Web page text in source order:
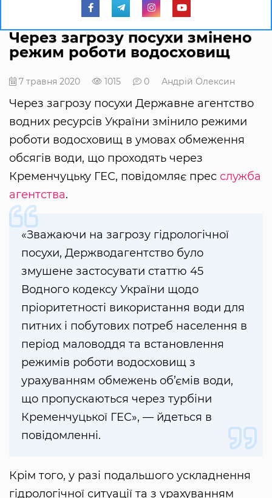
Через загрозу посухи змінено
режим роботи водосховищ
7 травня 2020 1015 0 Андрій Олексин
Через загрозу посухи Державне агентство
водних ресурсів України змінило режими
роботи водосховищ в умовах обмеження
обсягів води, що проходять через
Кременчуцьку ГЕС, повідомляє прес служба
агентства.
«Зважаючи на загрозу гідрологічної
посухи, Держводагентство було
змушене застосувати статтю 45
Водного кодексу України щодо
пріоритетності використання води для
питних і побутових потреб населення в
період маловоддя та встановлення
режимів роботи водосховищ з
урахуванням обмежень об’ємів води,
що пропускаються через турбіни
Кременчуцької ГЕС», — йдеться в
повідомленні.
Крім того, у разі подальшого ускладнення
гідрологічної ситуації та з урахуванням